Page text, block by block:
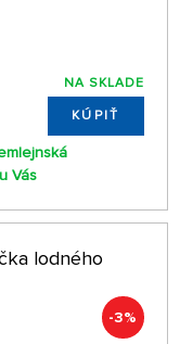
NA SKLADE
KÚPIŤ
Vás
lodného
-3%